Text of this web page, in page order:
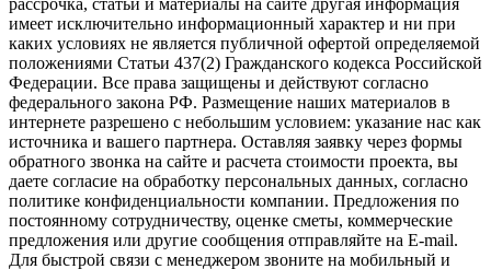
имеет исключительно информационный характер и ни при
каких условиях не является публичной офертой определяемой
положениями Статьи 437(2) Гражданского кодекса Российской
Федерации. Все права защищены и действуют согласно
федерального закона РФ. Размещение наших материалов в
интернете разрешено с небольшим условием: указание нас как
источника и вашего партнера. Оставляя заявку через формы
обратного звонка на сайте и расчета стоимости проекта, вы
даете согласие на обработку персональных данных, согласно
политике конфиденциальности компании. Предложения по
постоянному сотрудничеству, оценке сметы, коммерческие
предложения или другие сообщения отправляйте на E-mail.
Для быстрой связи с менеджером звоните на мобильный и